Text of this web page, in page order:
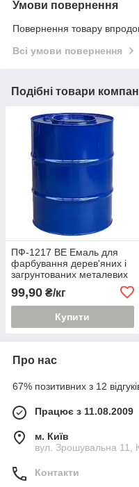
Умови повернення
Повернення товару
Всі умови повернення
Подібні товари
ПФ-1217 ВЕ Емаль для
фарбування дерев'яних і
загрунтованих металевих
99,90 ₴/кг
Купити
Про нас
67% позитивних з 12
Працює з 11.08.2009
м. Київ
вул. Зрошувальна 11,
Контакти